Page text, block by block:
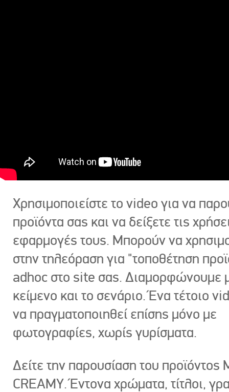
Χρησιμοποιείστε το video για να
προϊόντα σας και να δείξετε τις
εφαρμογές τους. Μπορούν να
στην τηλεόραση για "τοποθέτηση
adhoc στο site σας. Διαμορφώνουμε
κείμενο και το σενάριο. Ένα τέτοιο
να πραγματοποιηθεί επίσης μόνο με
φωτογραφίες, χωρίς γυρίσματα.
Δείτε την παρουσίαση του προϊόντος
CREAMY. Έντονα χρώματα, τίτλοι,